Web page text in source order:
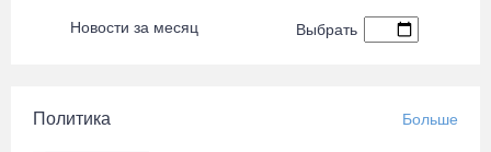
Новости за месяц Выбрать
Политика Больше